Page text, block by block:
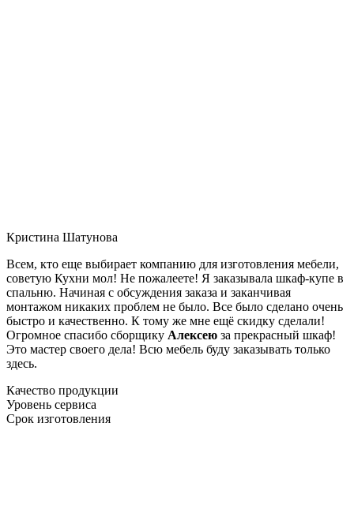
Кристина Шатунова
Всем, кто еще выбирает компанию для изготовления мебели,
советую Кухни мол! Не пожалеете! Я заказывала шкаф-купе в
спальню. Начиная с обсуждения заказа и заканчивая
монтажом никаких проблем не было. Все было сделано очень
быстро и качественно. К тому же мне ещё скидку сделали!
Огромное спасибо сборщику Алексею за прекрасный шкаф!
Это мастер своего дела! Всю мебель буду заказывать только
здесь.
Качество продукции
Уровень сервиса
Срок изготовления